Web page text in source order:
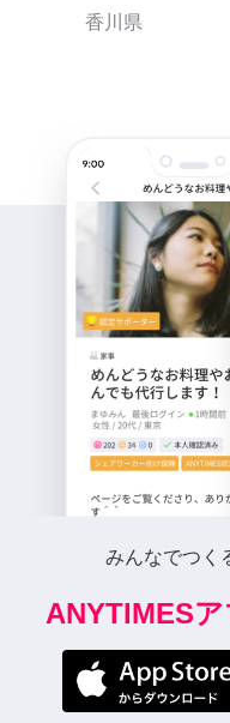
香川県
みんなでつく
ANYTIMES